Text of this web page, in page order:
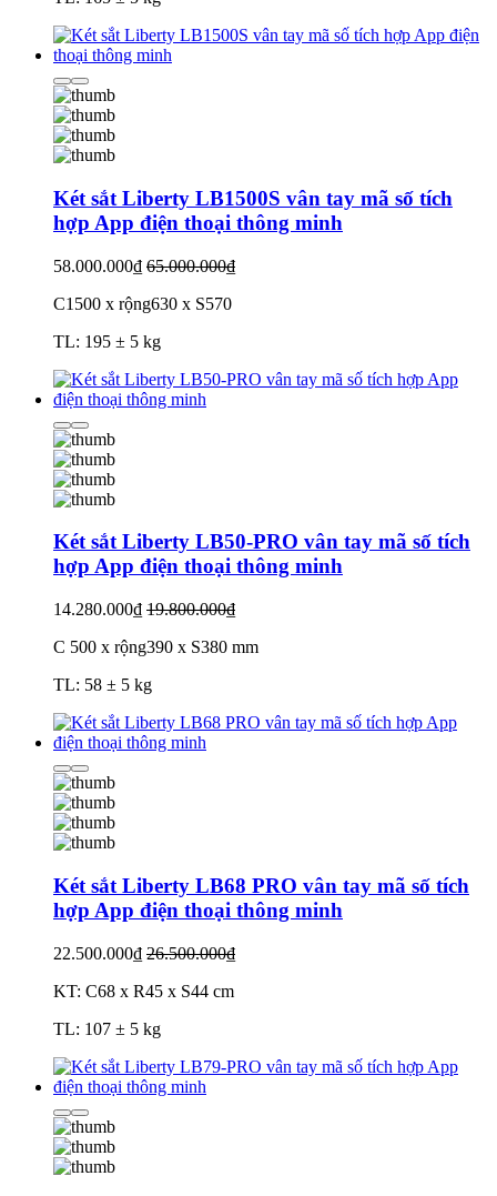
Két sắt Liberty LB1500S vân tay mã số tích
hợp App điện thoại thông minh
58.000.000₫ 65.000.000₫
C1500 x rộng630 x S570
TL: 195 ± 5 kg
Két sắt Liberty LB50-PRO vân tay mã số tích
hợp App điện thoại thông minh
14.280.000₫ 19.800.000₫
C 500 x rộng390 x S380 mm
TL: 58 ± 5 kg
Két sắt Liberty LB68 PRO vân tay mã số tích
hợp App điện thoại thông minh
22.500.000₫ 26.500.000₫
KT: C68 x R45 x S44 cm
TL: 107 ± 5 kg